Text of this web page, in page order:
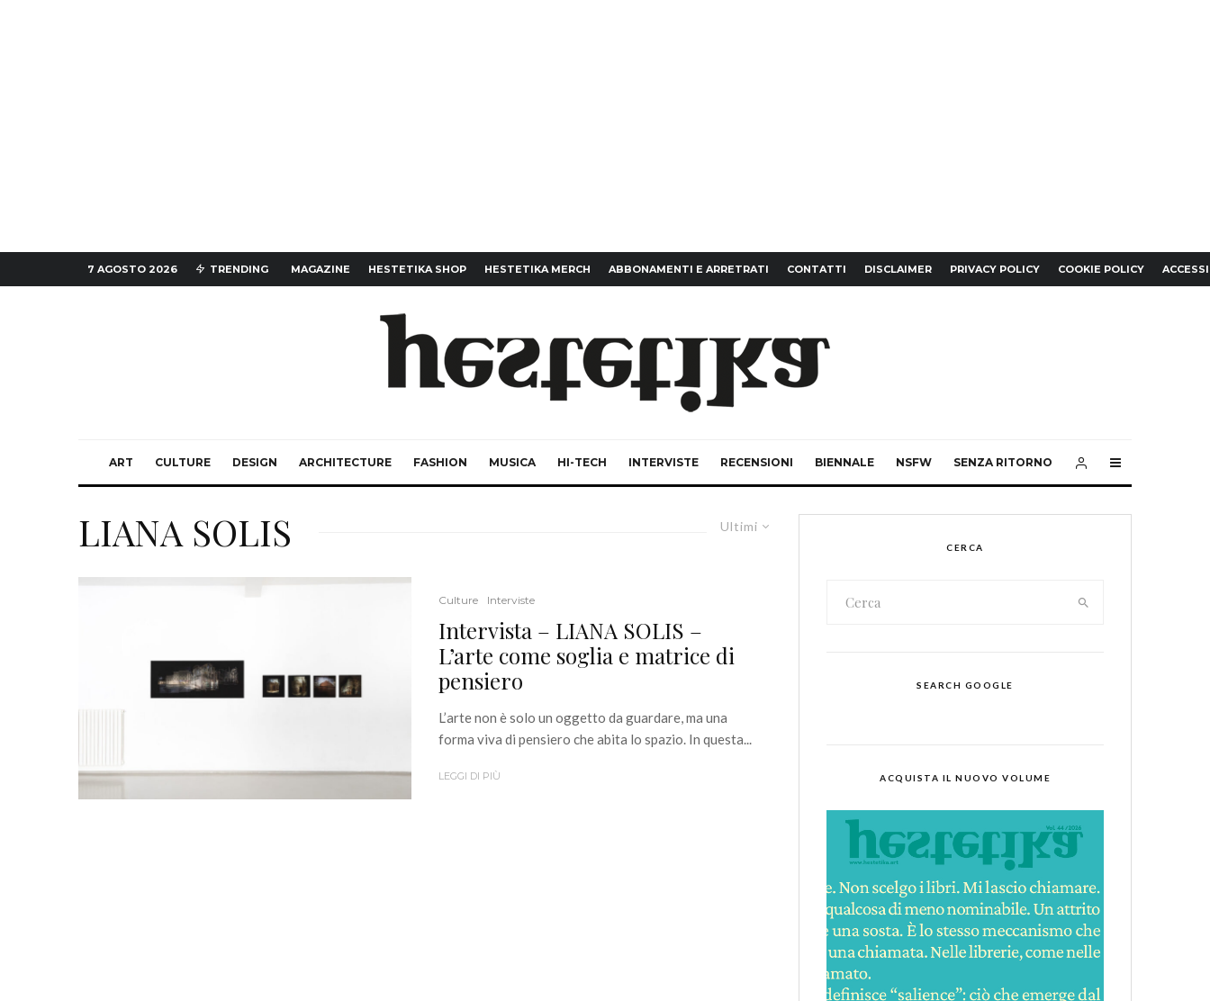
7 AGOSTO 2026 TRENDING MAGAZINE HESTETIKA SHOP HESTETIKA MERCH ABBONAMENTI E ARRETRATI CONTATTI DISCLAIMER PRIVACY POLICY COOKIE POLICY
ART CULTURE DESIGN ARCHITECTURE FASHION MUSICA HI-TECH INTERVISTE RECENSIONI BIENNALE NSFW SENZA RITORNO
Ultimi
LIANA SOLIS
Culture Interviste
Intervista – LIANA SOLIS –
L’arte come soglia e matrice di
pensiero
L’arte non è solo un oggetto da guardare, ma una
forma viva di pensiero che abita lo spazio. In questa...
LEGGI DI PIÙ
CERCA
SEARCH GOOGLE
ACQUISTA IL NUOVO VOLUME